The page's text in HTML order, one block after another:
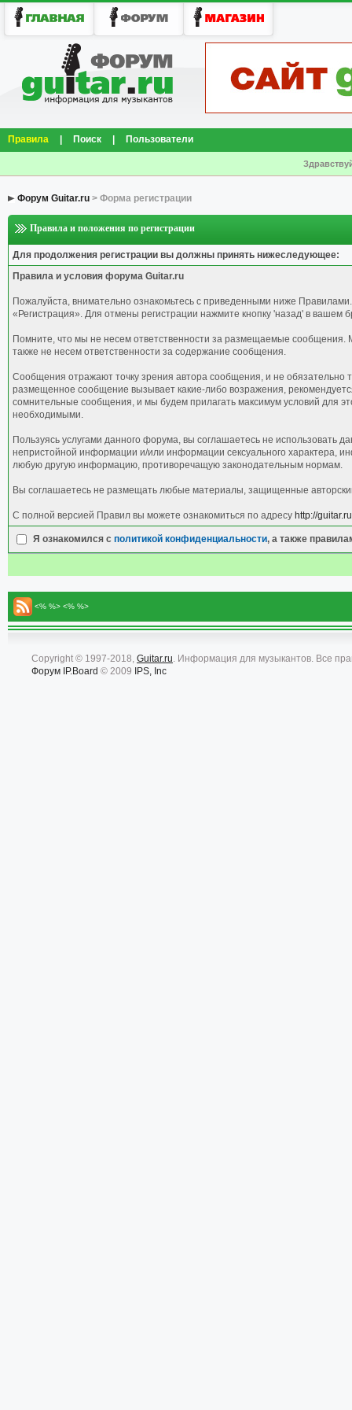
Правила Поиск Пользователи
Форум Guitar.ru > Форма регистрации
Правила и положения по регистрации
Для продолжения регистрации вы должны принять нижеследующее:
Правила и условия форума Guitar.ru
Пожалуйста, внимательно ознакомьтесь с приведенными ниже
«Регистрация». Для отмены регистрации нажмите кнопку 'назад' в вашем
Помните, что мы не несем ответственности за размещаемые
также не несем ответственности за содержание сообщения.
Сообщения отражают точку зрения автора сообщения, и не обязательно
размещенное сообщение вызывает какие-либо возражения,
сомнительные сообщения, и мы будем прилагать максимум условий для
необходимыми.
Пользуясь услугами данного форума, вы соглашаетесь не
непристойной информации и/или информации сексуального характера,
любую другую информацию, противоречащую законодательным нормам.
Вы соглашаетесь не размещать любые материалы, защищенные
С полной версией Правил вы можете ознакомиться по адресу http://
Я ознакомился с политикой конфиденциальности, а также
<% %> <% %>
Copyright © 1997-2018, Guitar.ru. Информация для музыкантов. Все
Форум IP.Board © 2009 IPS, Inc